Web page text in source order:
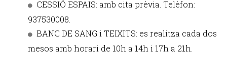
CESSIÓ ESPAIS: amb cita prèvia. Telèfon:
937530008.
BANC DE SANG i TEIXITS: es realitza cada dos
mesos amb horari de 10h a 14h i 17h a 21h.